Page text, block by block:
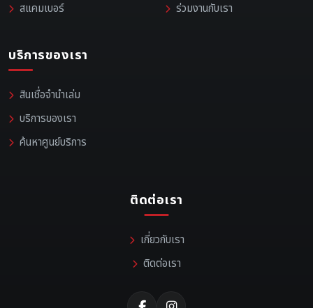
สแคมเบอร์
ร่วมงานกับเรา
บริการของเรา
สินเชื่อจำนำเล่ม
บริการของเรา
ค้นหาศูนย์บริการ
ติดต่อเรา
เกี่ยวกับเรา
ติดต่อเรา